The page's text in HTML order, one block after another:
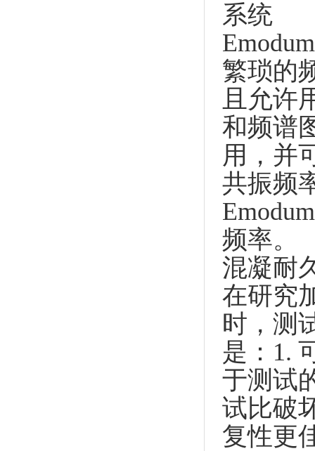
系统
繁琐的
且允许
和频谱
用，并
共振频
频率。
混凝耐
在研究
时，测
是：1.
于测试
试比破
复性更